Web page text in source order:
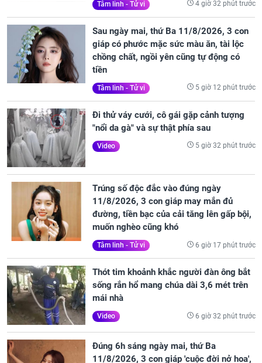
Tâm linh - Tử vi 4 giờ 32 phút trước
Sau ngày mai, thứ Ba 11/8/2026, 3 con
giáp có phước mặc sức màu ăn, tài lộc
chồng chất, ngồi yên cũng tự động có
tiền
Tâm linh - Tử vi 5 giờ 12 phút trước
Đi thử váy cưới, cô gái gặp cảnh tượng
"nổi da gà" và sự thật phía sau
Video 5 giờ 32 phút trước
Trúng số độc đắc vào đúng ngày
11/8/2026, 3 con giáp may mắn đủ
đường, tiền bạc của cải tăng lên gấp bội,
muốn nghèo cũng khó
Tâm linh - Tử vi 6 giờ 17 phút trước
Thót tim khoảnh khắc người đàn ông bắt
sống rắn hổ mang chúa dài 3,6 mét trên
mái nhà
Video 6 giờ 32 phút trước
Đúng 6h sáng ngày mai, thứ Ba
11/8/2026, 3 con giáp 'cuộc đời nở hoa',